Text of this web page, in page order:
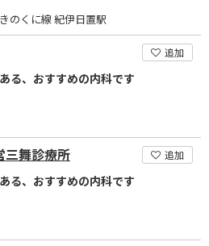
のくに線 紀伊日置駅
追加
る、おすすめの内科です
三舞診療所 追加
る、おすすめの内科です